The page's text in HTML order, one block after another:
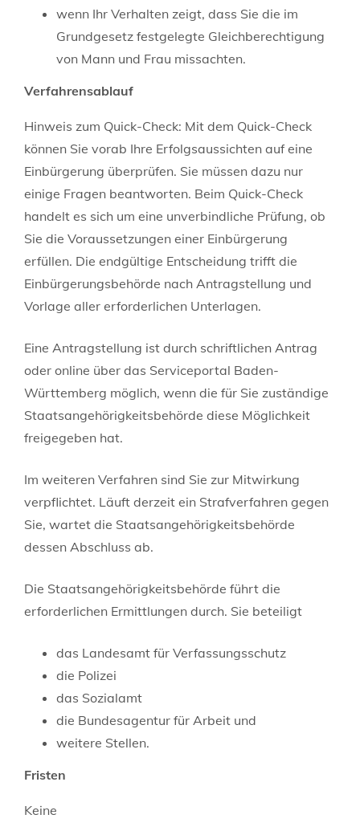
wenn Ihr Verhalten zeigt, dass Sie die im
Grundgesetz festgelegte Gleichberechtigung
von Mann und Frau missachten.
Verfahrensablauf
Hinweis zum Quick-Check: Mit dem Quick-Check
können Sie vorab Ihre Erfolgsaussichten auf eine
Einbürgerung überprüfen. Sie müssen dazu nur
einige Fragen beantworten. Beim Quick-Check
handelt es sich um eine unverbindliche Prüfung, ob
Sie die Voraussetzungen einer Einbürgerung
erfüllen. Die endgültige Entscheidung trifft die
Einbürgerungsbehörde nach Antragstellung und
Vorlage aller erforderlichen Unterlagen.
Eine Antragstellung ist durch schriftlichen Antrag
oder online über das Serviceportal Baden-
Württemberg möglich, wenn die für Sie zuständige
Staatsangehörigkeitsbehörde diese Möglichkeit
freigegeben hat.
Im weiteren Verfahren sind Sie zur Mitwirkung
verpflichtet. Läuft derzeit ein Strafverfahren gegen
Sie, wartet die Staatsangehörigkeitsbehörde
dessen Abschluss ab.
Die Staatsangehörigkeitsbehörde führt die
erforderlichen Ermittlungen durch. Sie beteiligt
das Landesamt für Verfassungsschutz
die Polizei
das Sozialamt
die Bundesagentur für Arbeit und
weitere Stellen.
Fristen
Keine